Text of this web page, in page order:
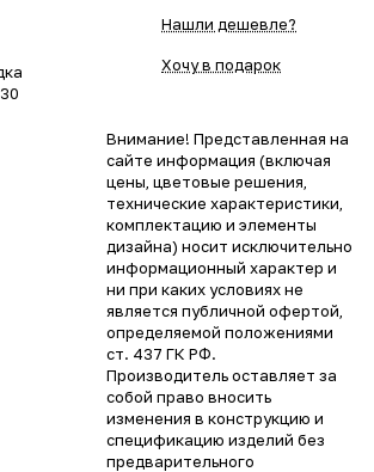
Нашли дешевле?
Хочу в подарок
Внимание! Представленная на
сайте информация (включая
цены, цветовые решения,
технические характеристики,
комплектацию и элементы
дизайна) носит исключительно
информационный характер и
ни при каких условиях не
является публичной офертой,
определяемой положениями
ст. 437 ГК РФ.
Производитель оставляет за
собой право вносить
изменения в конструкцию и
спецификацию изделий без
предварительного